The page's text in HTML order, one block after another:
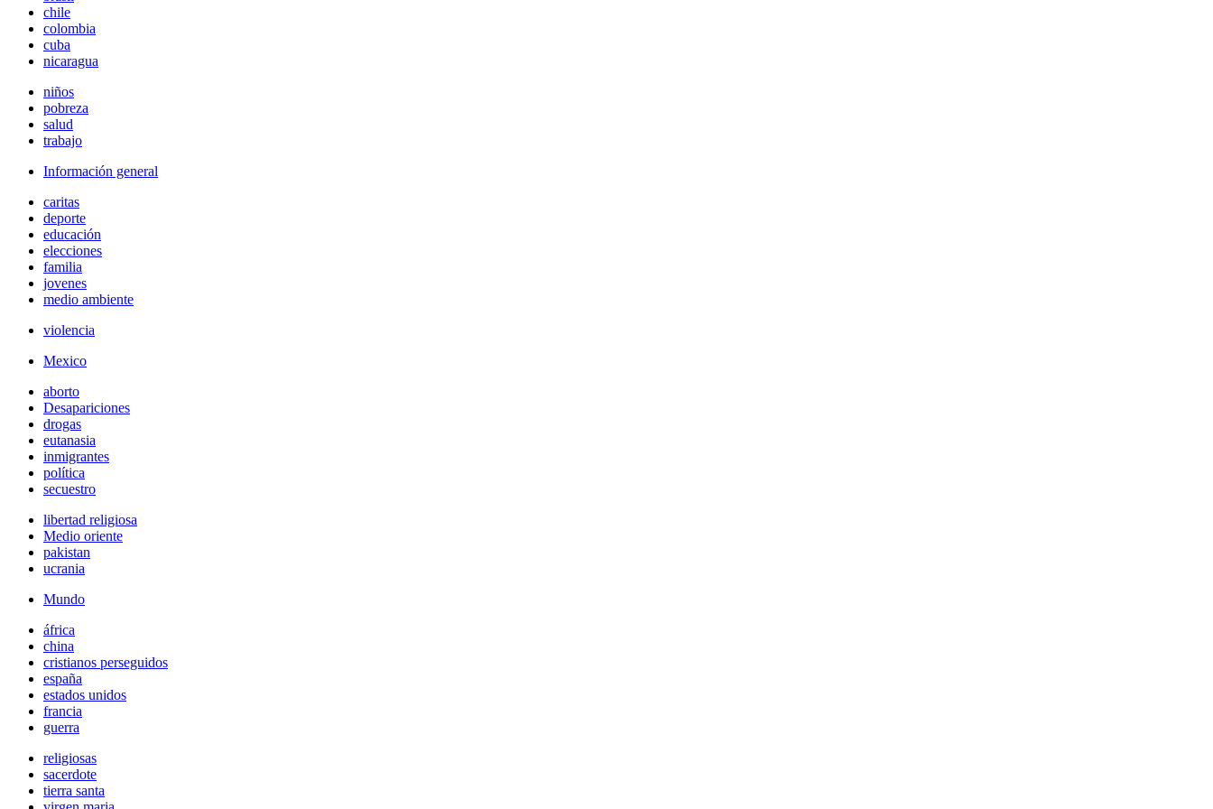
chile
colombia
cuba
nicaragua
niños
pobreza
salud
trabajo
Información general
caritas
deporte
educación
elecciones
familia
jovenes
medio ambiente
violencia
Mexico
aborto
Desapariciones
drogas
eutanasia
inmigrantes
política
secuestro
libertad religiosa
Medio oriente
pakistan
ucrania
Mundo
áfrica
china
cristianos perseguidos
españa
estados unidos
francia
guerra
religiosas
sacerdote
tierra santa